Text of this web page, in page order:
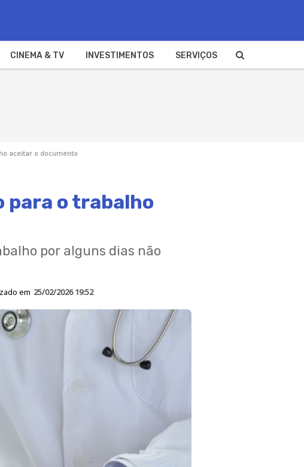
CINEMA & TV INVESTIMENTOS SERVIÇOS
aceitar o documento
para o trabalho
por alguns dias não
em 25/02/2026 19:52